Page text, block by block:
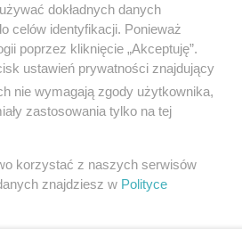
silny wiatr z
dokładnych danych
celów identyfikacji. Ponieważ
poprzez kliknięcie „Akceptuję”.
ustawień prywatności znajdujący
nie wymagają zgody użytkownika,
zastosowania tylko na tej
korzystać z naszych serwisów
znajdziesz w Polityce